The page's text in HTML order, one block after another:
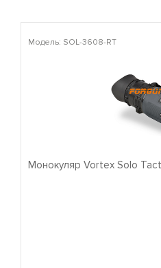
Модель: SOL-3608-RT
Монокуляр Vortex Solo